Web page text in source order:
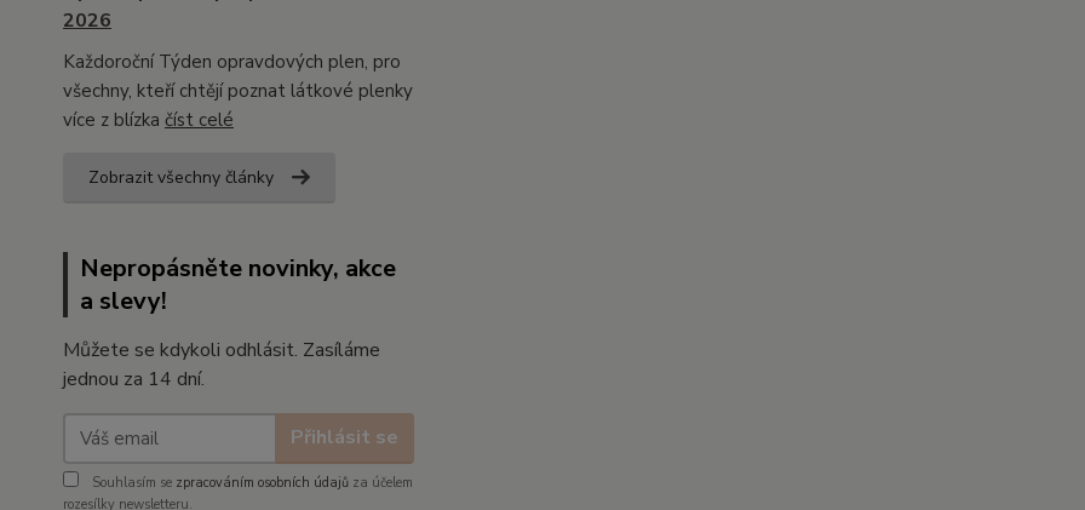
2026
Každoroční Týden opravdových plen, pro
všechny, kteří chtějí poznat látkové plenky
více z blízka číst celé
Zobrazit všechny články
Nepropásněte novinky, akce
a slevy!
Můžete se kdykoli odhlásit. Zasíláme
jednou za 14 dní.
Přihlásit se
Souhlasím se zpracováním osobních údajů za účelem
rozesílky newsletteru.